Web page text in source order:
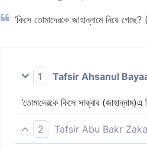
‘কিসে তোমাদেরকে জাহান্নামে নিয়ে গেছে? (
1 Tafsir Ahsanul
‘তোমাদেরকে কিসে সাক্বার (জাহান্নাম)এ
2 Tafsir Abu Bakr